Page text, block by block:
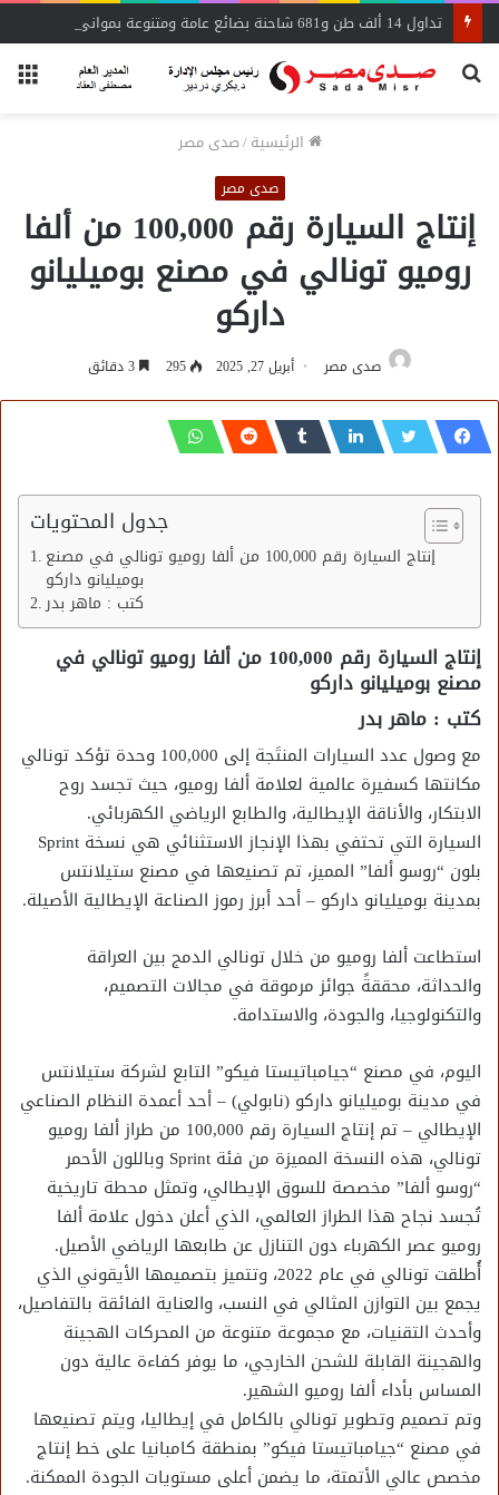
بحث
الرئيسية/صدى مصر
صدى مصر
إنتاج السيارة رقم 100,000 من ألفا
روميو تونالي في مصنع بوميليانو
داركو
صدى مصر أبريل 27, 2025 295
جدول المحتويات
إنتاج السيارة رقم 100,000 من ألفا روميو تونالي في مصنع
بوميليانو داركو
كتب : ماهر بدر
إنتاج السيارة رقم 100,000 من ألفا روميو تونالي في
مصنع بوميليانو داركو
كتب : ماهر بدر
مع وصول عدد السيارات المنتَجة إلى 100,000 وحدة تؤكد تونالي
مكانتها كسفيرة عالمية لعلامة ألفا روميو، حيث تجسد روح
الابتكار، والأناقة الإيطالية، والطابع الرياضي الكهربائي.
السيارة التي تحتفي بهذا الإنجاز الاستثنائي هي نسخة Sprint
بلون “روسو ألفا” المميز، تم تصنيعها في مصنع ستيلانتس
بمدينة بوميليانو داركو – أحد أبرز رموز الصناعة الإيطالية الأصيلة.
استطاعت ألفا روميو من خلال تونالي الدمج بين العراقة
والحداثة، محققةً جوائز مرموقة في مجالات التصميم،
والتكنولوجيا، والجودة، والاستدامة.
اليوم، في مصنع “جيامباتيستا فيكو” التابع لشركة ستيلانتس
في مدينة بوميليانو داركو (نابولي) – أحد أعمدة النظام الصناعي
الإيطالي – تم إنتاج السيارة رقم 100,000 من طراز ألفا روميو
تونالي، هذه النسخة المميزة من فئة Sprint وباللون الأحمر
“روسو ألفا” مخصصة للسوق الإيطالي، وتمثل محطة تاريخية
تُجسد نجاح هذا الطراز العالمي، الذي أعلن دخول علامة ألفا
روميو عصر الكهرباء دون التنازل عن طابعها الرياضي الأصيل.
أُطلقت تونالي في عام 2022، وتتميز بتصميمها الأيقوني الذي
يجمع بين التوازن المثالي في النسب، والعناية الفائقة بالتفاصيل،
وأحدث التقنيات، مع مجموعة متنوعة من المحركات الهجينة
والهجينة القابلة للشحن الخارجي، ما يوفر كفاءة عالية دون
المساس بأداء ألفا روميو الشهير.
وتم تصميم وتطوير تونالي بالكامل في إيطاليا، ويتم تصنيعها
في مصنع “جيامباتيستا فيكو” بمنطقة كامبانيا على خط إنتاج
مخصص عالي الأتمتة، ما يضمن أعلى مستويات الجودة الممكنة.